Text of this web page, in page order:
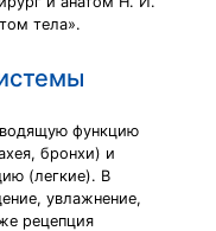
тела».
функцию
бронхи) и
(легкие). В
увлажнение,
рецепция